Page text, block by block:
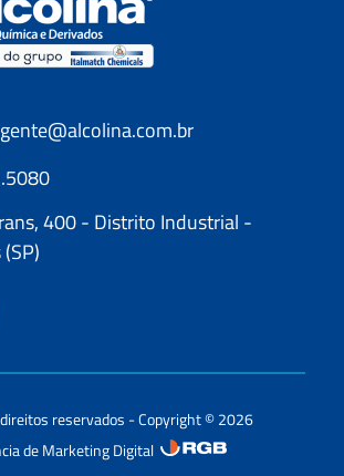
400 - Distrito Industrial -
reservados - Copyright © 2026
de Marketing Digital